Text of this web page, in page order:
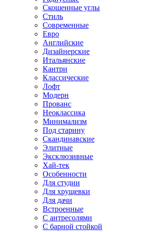
Скошенные углы
Стиль
Современные
Евро
Английские
Дизайнерские
Итальянские
Кантри
Классические
Лофт
Модерн
Прованс
Неоклассика
Минимализм
Под старину
Скандинавские
Элитные
Эксклюзивные
Хай-тек
Особенности
Для студии
Для хрущевки
Для дачи
Встроенные
С антресолями
С барной стойкой